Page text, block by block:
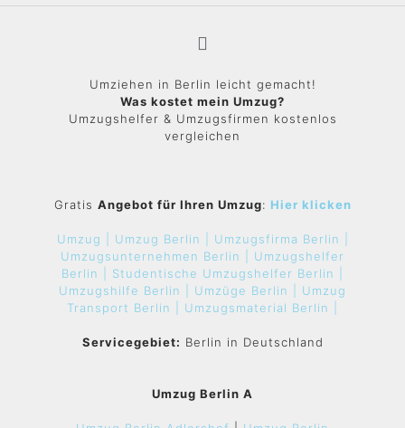
Umziehen in Berlin leicht gemacht!
Was kostet mein Umzug?
Umzugshelfer & Umzugsfirmen kostenlos
vergleichen
Gratis Angebot für Ihren Umzug: Hier klicken
Umzug | Umzug Berlin |
Umzugsfirma Berlin |
Umzugsunternehmen Berlin | Umzugshelfer
Berlin | Studentische Umzugshelfer Berlin |
Umzugshilfe Berlin | Umzüge Berlin | Umzug
Transport Berlin | Umzugsmaterial Berlin |
Servicegebiet: Berlin in Deutschland
Umzug Berlin A